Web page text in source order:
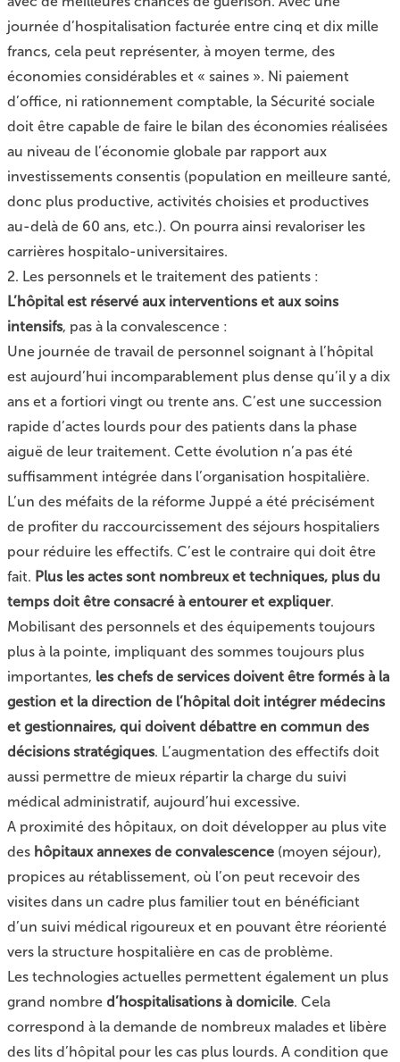
journée d’hospitalisation facturée entre cinq et dix mille
francs, cela peut représenter, à moyen terme, des
économies considérables et « saines ». Ni paiement
d’office, ni rationnement comptable, la Sécurité sociale
doit être capable de faire le bilan des économies réalisées
au niveau de l’économie globale par rapport aux
investissements consentis (population en meilleure santé,
donc plus productive, activités choisies et productives
au-delà de 60 ans, etc.). On pourra ainsi revaloriser les
carrières hospitalo-universitaires.
2. Les personnels et le traitement des patients :
L’hôpital est réservé aux interventions et aux soins
intensifs, pas à la convalescence :
Une journée de travail de personnel soignant à l’hôpital
est aujourd’hui incomparablement plus dense qu’il y a dix
ans et a fortiori vingt ou trente ans. C’est une succession
rapide d’actes lourds pour des patients dans la phase
aiguë de leur traitement. Cette évolution n’a pas été
suffisamment intégrée dans l’organisation hospitalière.
L’un des méfaits de la réforme Juppé a été précisément
de profiter du raccourcissement des séjours hospitaliers
pour réduire les effectifs. C’est le contraire qui doit être
fait. Plus les actes sont nombreux et techniques, plus du
temps doit être consacré à entourer et expliquer.
Mobilisant des personnels et des équipements toujours
plus à la pointe, impliquant des sommes toujours plus
importantes, les chefs de services doivent être formés à la
gestion et la direction de l’hôpital doit intégrer médecins
et gestionnaires, qui doivent débattre en commun des
décisions stratégiques. L’augmentation des effectifs doit
aussi permettre de mieux répartir la charge du suivi
médical administratif, aujourd’hui excessive.
A proximité des hôpitaux, on doit développer au plus vite
des hôpitaux annexes de convalescence (moyen séjour),
propices au rétablissement, où l’on peut recevoir des
visites dans un cadre plus familier tout en bénéficiant
d’un suivi médical rigoureux et en pouvant être réorienté
vers la structure hospitalière en cas de problème.
Les technologies actuelles permettent également un plus
grand nombre d’hospitalisations à domicile. Cela
correspond à la demande de nombreux malades et libère
des lits d’hôpital pour les cas plus lourds. A condition que